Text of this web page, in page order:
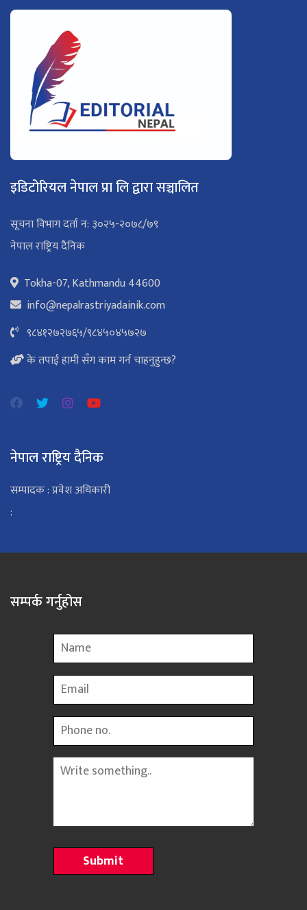
इडिटोरियल नेपाल प्रा लि द्वारा सञ्चालित
सूचना विभाग दर्ता न: ३०२५-२०७८/७९
नेपाल राष्ट्रिय दैनिक
Tokha-07, Kathmandu 44600
info@nepalrastriyadainik.com
९८४१२७२७६५/९८४५०४५७२७
के तपाई हामी सँग काम गर्न चाहनुहुन्छ?
नेपाल राष्ट्रिय दैनिक
सम्पादक : प्रवेश अधिकारी
:
सम्पर्क गर्नुहोस
Name
Email
Phone
Message